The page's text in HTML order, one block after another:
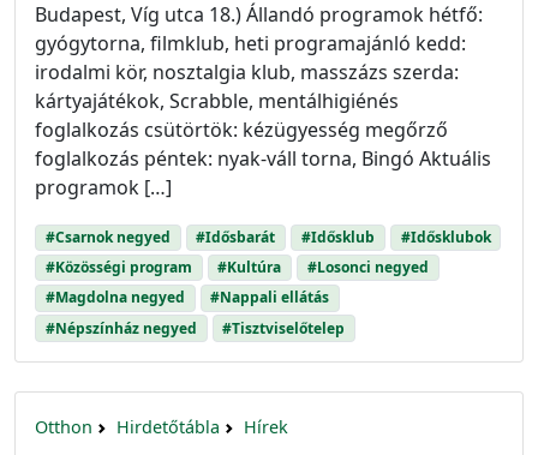
Budapest, Víg utca 18.) Állandó programok hétfő:
gyógytorna, filmklub, heti programajánló kedd:
irodalmi kör, nosztalgia klub, masszázs szerda:
kártyajátékok, Scrabble, mentálhigiénés
foglalkozás csütörtök: kézügyesség megőrző
foglalkozás péntek: nyak-váll torna, Bingó Aktuális
programok […]
#Csarnok negyed #Idősbarát #Idősklub
#Idősklubok
#Közösségi program
#Kultúra
#Losonci negyed
#Magdolna negyed
#Nappali ellátás
#Népszínház negyed
#Tisztviselőtelep
Otthon Hirdetőtábla Hírek